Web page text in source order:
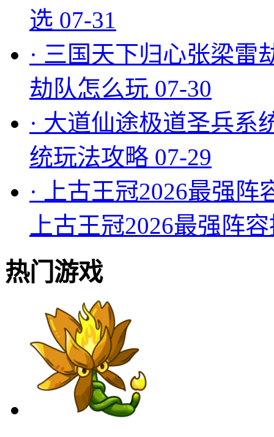
选 07-31
· 三国天下归心张梁雷
劫队怎么玩 07-30
· 大道仙途极道圣兵系
统玩法攻略 07-29
·
上古王冠2026最强
上古王冠2026最强阵
热门游戏